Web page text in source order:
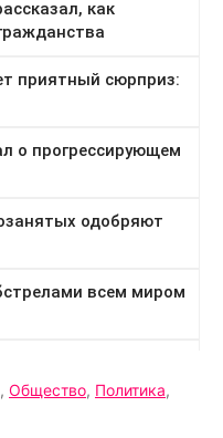
, Общество, Политика,